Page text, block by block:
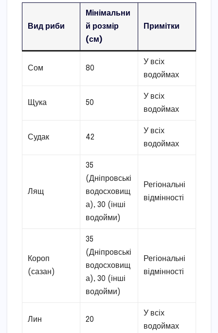
Вид риби
Мінімальни
й розмір
(см)
Примітки
Сом 80
У всіх
водоймах
Щука 50
У всіх
водоймах
Судак 42
У всіх
водоймах
Лящ
35
(Дніпровські
водосховищ
а), 30 (інші
водойми)
Регіональні
відмінності
Короп
(сазан)
35
(Дніпровські
водосховищ
а), 30 (інші
водойми)
Регіональні
відмінності
Лин 20
У всіх
водоймах